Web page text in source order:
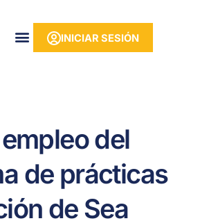
INICIAR SESIÓN
del
de prácticas
de Sea